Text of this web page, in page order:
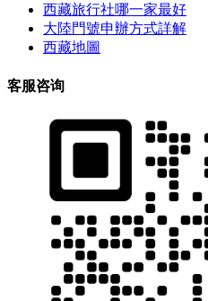
西藏旅行社哪一家最好
大陸門號申辦方式詳解
西藏地圖
客服咨询